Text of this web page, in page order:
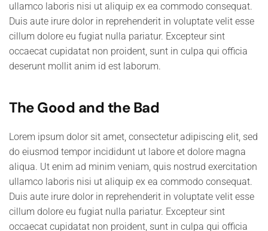
ullamco laboris nisi ut aliquip ex ea commodo consequat.
Duis aute irure dolor in reprehenderit in voluptate velit esse
cillum dolore eu fugiat nulla pariatur. Excepteur sint
occaecat cupidatat non proident, sunt in culpa qui officia
deserunt mollit anim id est laborum.
The Good and the Bad
Lorem ipsum dolor sit amet, consectetur adipiscing elit, sed
do eiusmod tempor incididunt ut labore et dolore magna
aliqua. Ut enim ad minim veniam, quis nostrud exercitation
ullamco laboris nisi ut aliquip ex ea commodo consequat.
Duis aute irure dolor in reprehenderit in voluptate velit esse
cillum dolore eu fugiat nulla pariatur. Excepteur sint
occaecat cupidatat non proident, sunt in culpa qui officia